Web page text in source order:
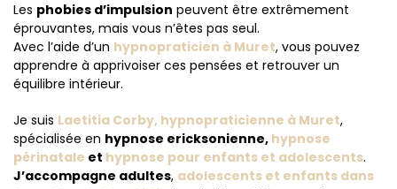
Les phobies d’impulsion peuvent être extrêmement
éprouvantes, mais vous n’êtes pas seul.
Avec l’aide d’un hypnopraticien à Muret, vous pouvez
apprendre à apprivoiser ces pensées et retrouver un
équilibre intérieur.
Je suis Laetitia Corby, hypnopraticienne à Muret,
spécialisée en hypnose ericksonienne, hypnose
périnatale et hypnose pour enfants et adolescents.
J’accompagne adultes, adolescents et enfants dans